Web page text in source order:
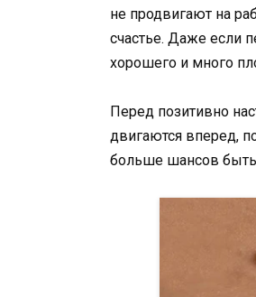
не продвигают на
счастье. Даже если
хорошего и много
Перед позитивно
двигаются вперед,
больше шансов